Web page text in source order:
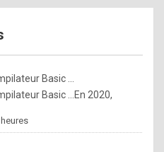
%
m
a
d
Basic ...
Basic ...En 2020,